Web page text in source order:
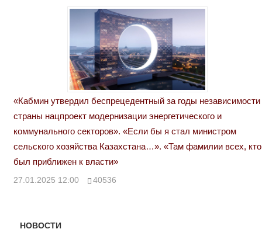
«Кабмин утвердил беспрецедентный за годы независимости
страны нацпроект модернизации энергетического и
коммунального секторов». «Если бы я стал министром
сельского хозяйства Казахстана…». «Там фамилии всех, кто
был приближен к власти»
27.01.2025 12:00 40536
НОВОСТИ